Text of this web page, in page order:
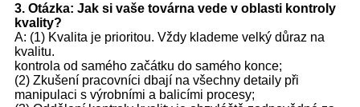
3. Otázka: Jak si vaše továrna vede v oblasti kontroly
kvality?
A: (1) Kvalita je prioritou. Vždy klademe velký důraz na
kvalitu.
kontrola od samého začátku do samého konce;
(2) Zkušení pracovníci dbají na všechny detaily při
manipulaci s výrobními a balicími procesy;